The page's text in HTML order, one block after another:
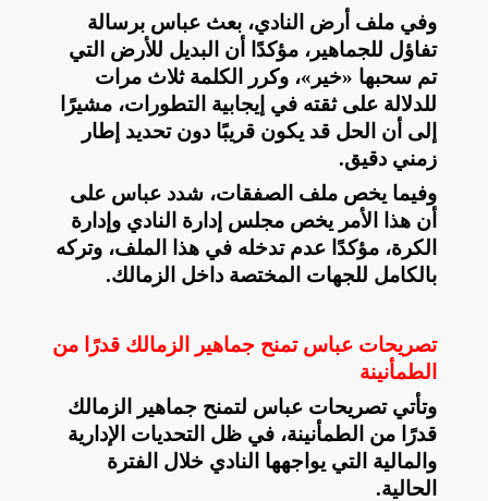
وفي ملف أرض النادي، بعث عباس برسالة
تفاؤل للجماهير، مؤكدًا أن البديل للأرض التي
تم سحبها «خير»، وكرر الكلمة ثلاث مرات
للدلالة على ثقته في إيجابية التطورات، مشيرًا
إلى أن الحل قد يكون قريبًا دون تحديد إطار
زمني دقيق.
وفيما يخص ملف الصفقات، شدد عباس على
أن هذا الأمر يخص مجلس إدارة النادي وإدارة
الكرة، مؤكدًا عدم تدخله في هذا الملف، وتركه
بالكامل للجهات المختصة داخل الزمالك.
تصريحات عباس تمنح جماهير الزمالك قدرًا من
الطمأنينة
وتأتي تصريحات عباس لتمنح جماهير الزمالك
قدرًا من الطمأنينة، في ظل التحديات الإدارية
والمالية التي يواجهها النادي خلال الفترة
الحالية.